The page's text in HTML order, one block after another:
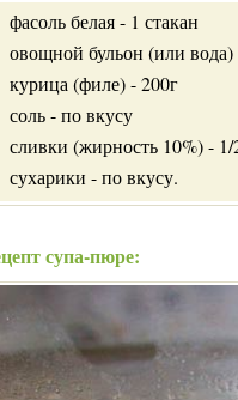
фасоль белая - 1 стакан
овощной бульон (или вода)
курица (филе) - 200г
соль - по вкусу
сливки (жирность 10%) - 1/
сухарики - по вкусу.
супа-пюре: